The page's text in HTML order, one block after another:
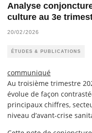
Analyse
culture au 3e
20/02/2026
ÉTUDES & PUBLICATIONS
communiqué
Au troisième trimestre
évolue de façon
principaux chiffres,
niveau d’avant-crise